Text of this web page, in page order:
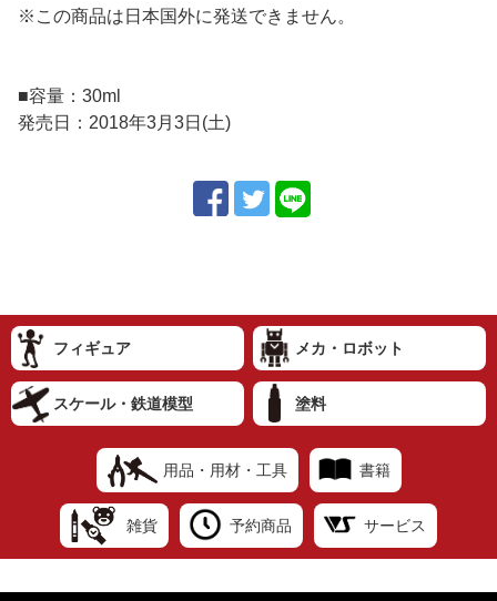
※この商品は日本国外に発送できません。
■容量：30ml
発売日：2018年3月3日(土)
フィギュア メカ・ロボット
スケール・鉄道模型 塗料
用品・用材・工具 書籍
雑貨 予約商品 サービス